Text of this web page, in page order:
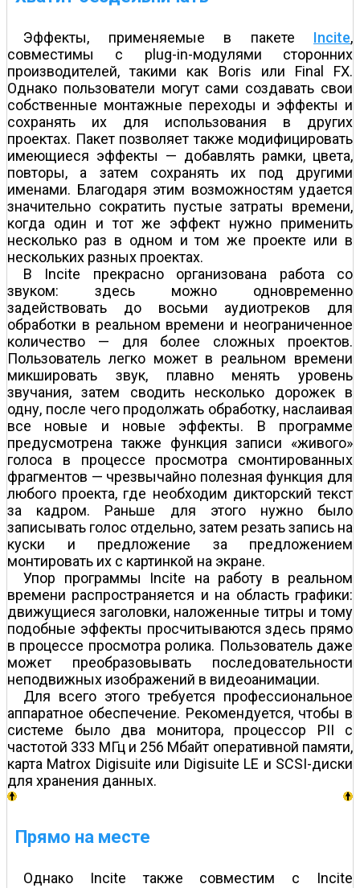
Эффекты, применяемые в пакете Incite,
совместимы с plug-in-модулями сторонних
производителей, такими как Boris или Final FX.
Однако пользователи могут сами создавать свои
собственные монтажные переходы и эффекты и
сохранять их для использования в других
проектах. Пакет позволяет также модифицировать
имеющиеся эффекты — добавлять рамки, цвета,
повторы, а затем сохранять их под другими
именами. Благодаря этим возможностям удается
значительно сократить пустые затраты времени,
когда один и тот же эффект нужно применить
несколько раз в одном и том же проекте или в
нескольких разных проектах.
В Incite прекрасно организована работа со
звуком: здесь можно одновременно
задействовать до восьми аудиотреков для
обработки в реальном времени и неограниченное
количество — для более сложных проектов.
Пользователь легко может в реальном времени
микшировать звук, плавно менять уровень
звучания, затем сводить несколько дорожек в
одну, после чего продолжать обработку, наслаивая
все новые и новые эффекты. В программе
предусмотрена также функция записи «живого»
голоса в процессе просмотра смонтированных
фрагментов — чрезвычайно полезная функция для
любого проекта, где необходим дикторский текст
за кадром. Раньше для этого нужно было
записывать голос отдельно, затем резать запись на
куски и предложение за предложением
монтировать их с картинкой на экране.
Упор программы Incite на работу в реальном
времени распространяется и на область графики:
движущиеся заголовки, наложенные титры и тому
подобные эффекты просчитываются здесь прямо
в процессе просмотра ролика. Пользователь даже
может преобразовывать последовательности
неподвижных изображений в видеоанимации.
Для всего этого требуется профессиональное
аппаратное обеспечение. Рекомендуется, чтобы в
системе было два монитора, процессор PII с
частотой 333 МГц и 256 Мбайт оперативной памяти,
карта Matrox Digisuite или Digisuite LE и SCSI-диски
для хранения данных.
Прямо на месте
Однако Incite также совместим с Incite